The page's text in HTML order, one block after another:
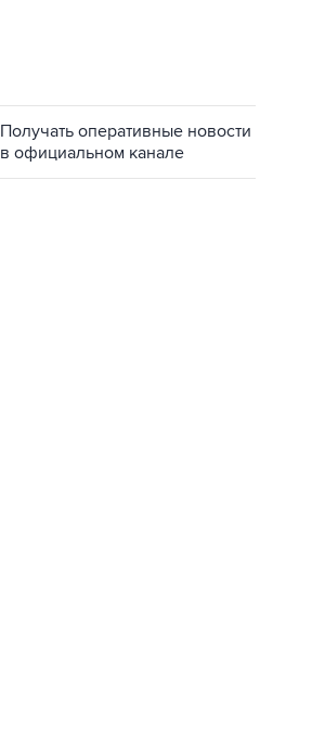
Получать оперативные новости
в официальном канале